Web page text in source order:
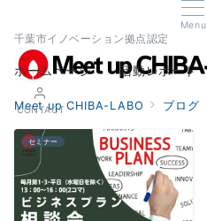
Menu
千葉市イノベーション拠点認定
CONTACT
ホームページ
Home
活動レポート
Meet up CHIBA-LABO ブログ
セミナー